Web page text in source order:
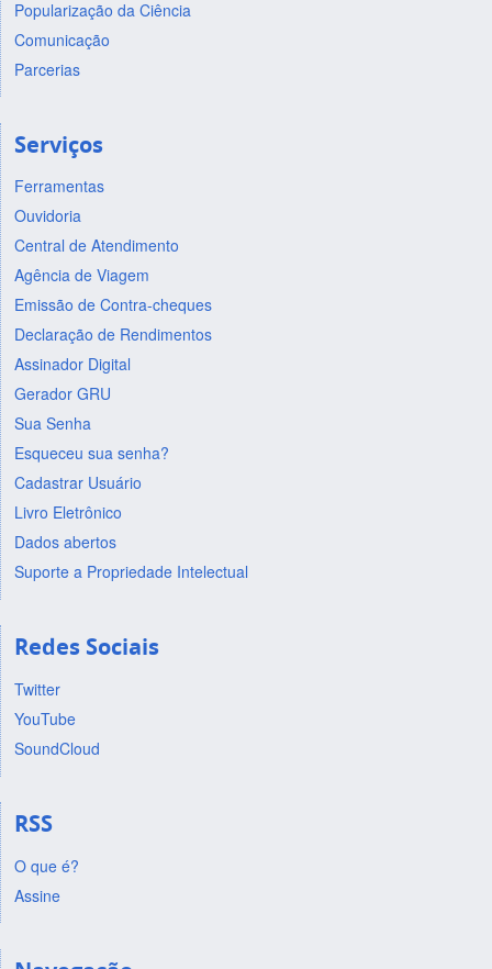
Popularização da Ciência
Comunicação
Parcerias
Serviços
Ferramentas
Ouvidoria
Central de Atendimento
Agência de Viagem
Emissão de Contra-cheques
Declaração de Rendimentos
Assinador Digital
Gerador GRU
Sua Senha
Esqueceu sua senha?
Cadastrar Usuário
Livro Eletrônico
Dados abertos
Suporte a Propriedade Intelectual
Redes Sociais
Twitter
YouTube
SoundCloud
RSS
O que é?
Assine